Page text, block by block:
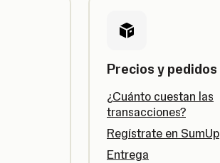
Precios y pedidos
¿Cuánto cuestan las
transacciones?
Regístrate en SumUp
Entrega